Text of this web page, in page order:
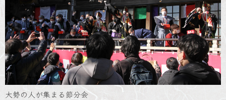
大勢の人が集まる節分会